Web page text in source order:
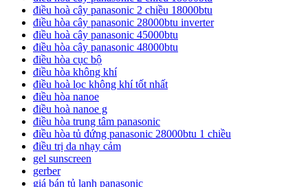
điều hoà cây panasonic 2 chiều 18000btu
điều hòa cây panasonic 28000btu inverter
điều hoà cây panasonic 45000btu
điều hòa cây panasonic 48000btu
điều hòa cục bộ
điều hòa không khí
điều hoà lọc không khí tốt nhất
điều hòa nanoe
điều hoà nanoe g
điều hòa trung tâm panasonic
điều hòa tủ đứng panasonic 28000btu 1 chiều
điều trị da nhạy cảm
gel sunscreen
gerber
giá bán tủ lạnh panasonic